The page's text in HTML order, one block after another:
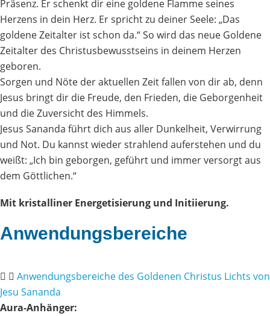
Präsenz. Er schenkt dir eine goldene Flamme seines
Herzens in dein Herz. Er spricht zu deiner Seele: „Das
goldene Zeitalter ist schon da.“ So wird das neue Goldene
Zeitalter des Christusbewusstseins in deinem Herzen
geboren.
Sorgen und Nöte der aktuellen Zeit fallen von dir ab, denn
Jesus bringt dir die Freude, den Frieden, die Geborgenheit
und die Zuversicht des Himmels.
Jesus Sananda führt dich aus aller Dunkelheit, Verwirrung
und Not. Du kannst wieder strahlend auferstehen und du
weißt: „Ich bin geborgen, geführt und immer versorgt aus
dem Göttlichen.“
Mit kristalliner Energetisierung und Initiierung.
Anwendungsbereiche
Anwendungsbereiche des Goldenen Christus Lichts von
Jesu Sananda
Aura-Anhänger: